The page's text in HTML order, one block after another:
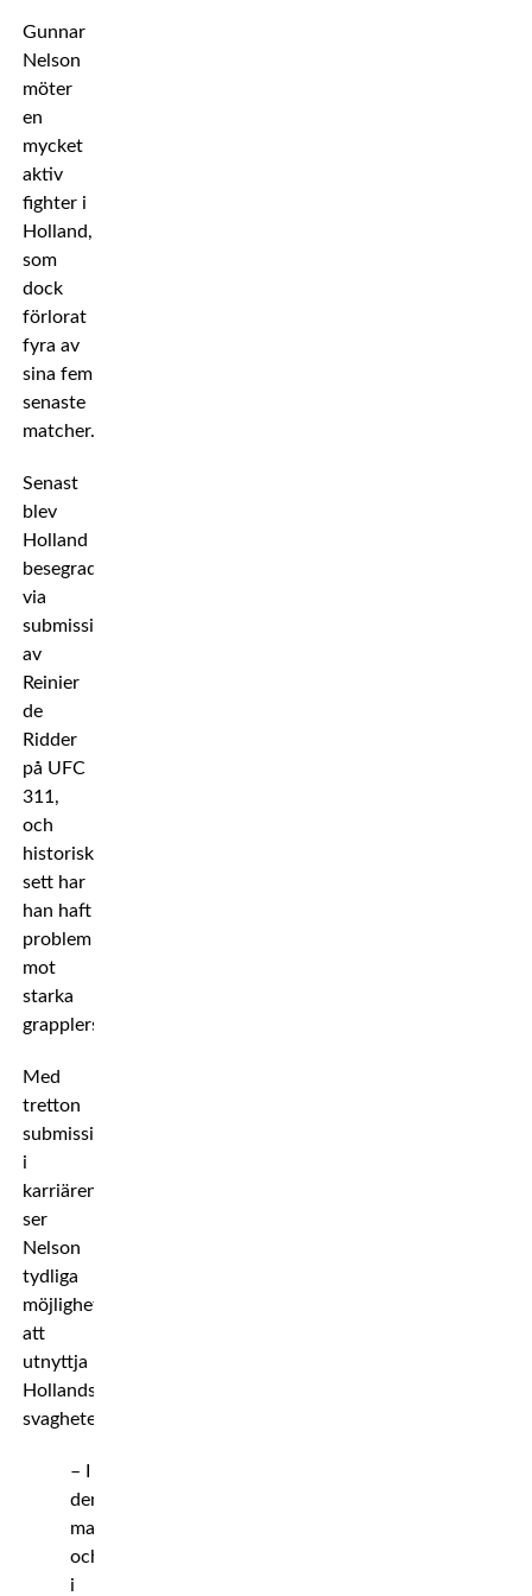
Gunnar
Nelson
möter
en
mycket
aktiv
fighter i
Holland,
som
dock
förlorat
fyra av
sina fem
senaste
matcher.
Senast
blev
Holland
besegrad
via
submission
av
Reinier
de
Ridder
på UFC
311,
och
historiskt
sett har
han haft
problem
mot
starka
grapplers.
Med
tretton
submissionvinster
i
karriären
ser
Nelson
tydliga
möjligheter
att
utnyttja
Hollands
svagheter.
– I
den
matchen,
och
i